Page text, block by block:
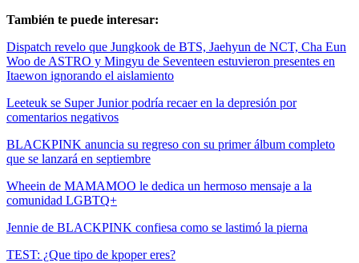
También te puede interesar:
Dispatch revelo que Jungkook de BTS, Jaehyun de NCT, Cha Eun
Woo de ASTRO y Mingyu de Seventeen estuvieron presentes en
Itaewon ignorando el aislamiento
Leeteuk se Super Junior podría recaer en la depresión por
comentarios negativos
BLACKPINK anuncia su regreso con su primer álbum completo
que se lanzará en septiembre
Wheein de MAMAMOO le dedica un hermoso mensaje a la
comunidad LGBTQ+
Jennie de BLACKPINK confiesa como se lastimó la pierna
TEST: ¿Que tipo de kpoper eres?